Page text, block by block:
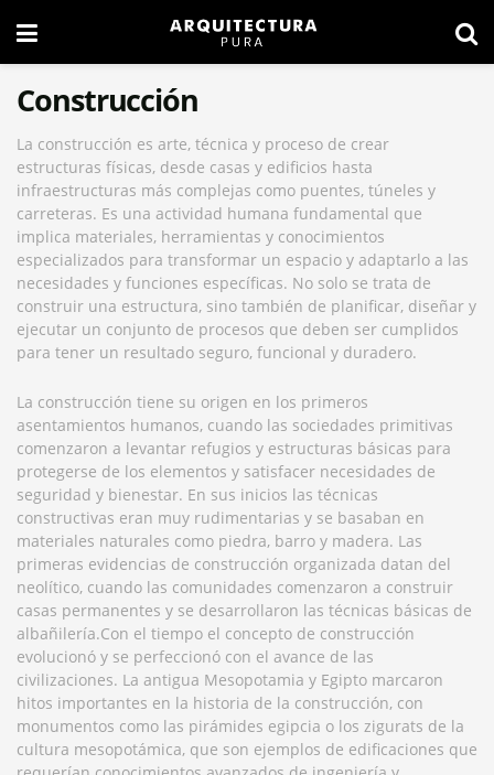
Construcción
La construcción es arte, técnica y proceso de crear
estructuras físicas, desde casas y edificios hasta
infraestructuras más complejas como puentes, túneles y
carreteras. Es una actividad humana fundamental que
implica materiales, herramientas y conocimientos
especializados para transformar un espacio y adaptarlo a las
necesidades y funciones específicas. No solo se trata de
construir una estructura, sino también de planificar, diseñar y
ejecutar un conjunto de procesos que deben ser cumplidos
para tener un resultado seguro, funcional y duradero.
La construcción tiene su origen en los primeros
asentamientos humanos, cuando las sociedades primitivas
comenzaron a levantar refugios y estructuras básicas para
protegerse de los elementos y satisfacer necesidades de
seguridad y bienestar. En sus inicios las técnicas
constructivas eran muy rudimentarias y se basaban en
materiales naturales como piedra, barro y madera. Las
primeras evidencias de construcción organizada datan del
neolítico, cuando las comunidades comenzaron a construir
casas permanentes y se desarrollaron las técnicas básicas de
albañilería.Con el tiempo el concepto de construcción
evolucionó y se perfeccionó con el avance de las
civilizaciones. La antigua Mesopotamia y Egipto marcaron
hitos importantes en la historia de la construcción, con
monumentos como las pirámides egipcia o los zigurats de la
cultura mesopotámica, que son ejemplos de edificaciones que